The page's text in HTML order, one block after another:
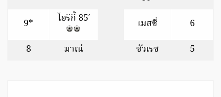
9* โอริกี้ 85′ เมสซี่
6
8
มาเน่ ซัวเรซ 5